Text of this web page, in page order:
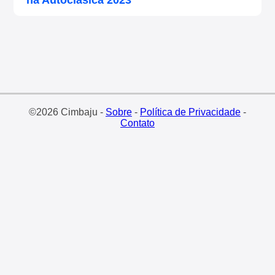
©2026 Cimbaju - Sobre- Política de Privacidade-
Contato